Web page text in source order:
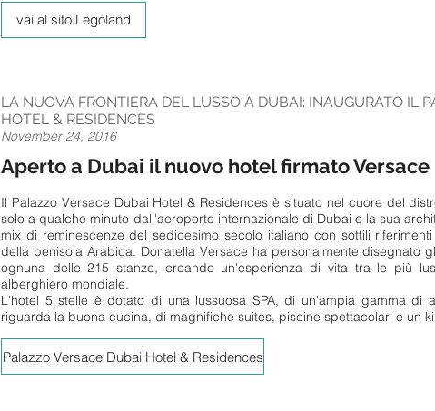
vai al sito Legoland
LA NUOVA FRONTIERA DEL LUSSO A DUBAI: INAUGURATO IL
HOTEL & RESIDENCES
November 24, 2016
Aperto a Dubai il nuovo hotel firmato Versace
Il Palazzo Versace Dubai Hotel & Residences è situato nel cuore del
solo a qualche minuto dall'aeroporto internazionale di Dubai e la sua
mix di reminescenze del sedicesimo secolo italiano con sottili
della penisola Arabica. Donatella Versace ha personalmente disegnato
ognuna delle 215 stanze, creando un'esperienza di vita tra le più
alberghiero mondiale.
L'hotel 5 stelle è dotato di una lussuosa SPA, di un'ampia gamma di
riguarda la buona cucina, di magnifiche suites, piscine spettacolari e un
Palazzo Versace Dubai Hotel & Residences